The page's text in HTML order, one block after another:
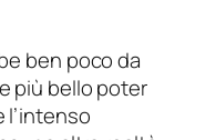
ben poco da
più bello poter
l’intenso